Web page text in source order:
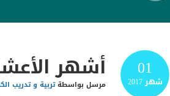
01
شهر2017 أشهر
مرسل بواسطةتربية و تدريب